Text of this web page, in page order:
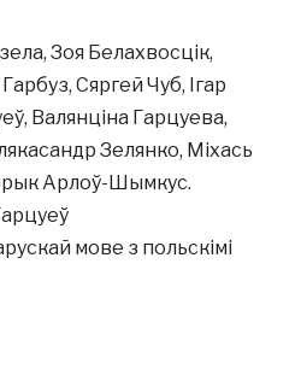
Зоя Белахвосцік,
Сяргей Чуб, Ігар
Валянціна Гарцуева,
Зелянко, Міхась
Арлоў-Шымкус.
мове з польскімі